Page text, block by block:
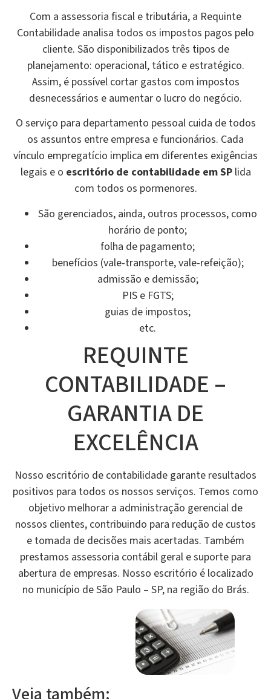
Com a assessoria fiscal e tributária, a Requinte
Contabilidade analisa todos os impostos pagos pelo
cliente. São disponibilizados três tipos de
planejamento: operacional, tático e estratégico.
Assim, é possível cortar gastos com impostos
desnecessários e aumentar o lucro do negócio.
O serviço para departamento pessoal cuida de todos
os assuntos entre empresa e funcionários. Cada
vínculo empregatício implica em diferentes exigências
legais e o escritório de contabilidade em SPlida
com todos os pormenores.
São gerenciados, ainda, outros processos, como
horário de ponto;
folha de pagamento;
benefícios (vale-transporte, vale-refeição);
admissão e demissão;
PIS e FGTS;
guias de impostos;
etc.
REQUINTE
CONTABILIDADE –
GARANTIA DE
EXCELÊNCIA
Nosso escritório de contabilidade garante resultados
positivos para todos os nossos serviços. Temos como
objetivo melhorar a administração gerencial de
nossos clientes, contribuindo para redução de custos
e tomada de decisões mais acertadas. Também
prestamos assessoria contábil geral e suporte para
abertura de empresas. Nosso escritório é localizado
no município de São Paulo – SP, na região do Brás.